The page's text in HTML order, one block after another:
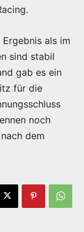
als im
sind stabil
gab es ein
für die
noch
dem